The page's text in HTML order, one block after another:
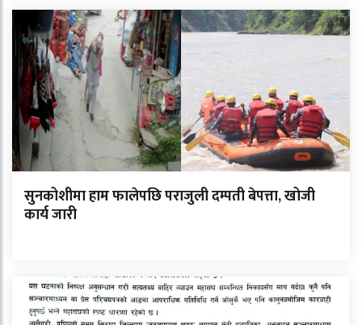
सुनकोशीमा हाम फालेपछि पराजुली दम्पती बेपत्ता, खोजी
कार्य जारी